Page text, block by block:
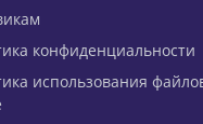
конфиденциальности
использования